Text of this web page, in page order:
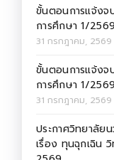
ขั้นตอนการแจ้ง
การศึกษา 1/2569
31 กรกฎาคม, 2569
ขั้นตอนการแจ้ง
การศึกษา 1/2569
31 กรกฎาคม, 2569
ประกาศวิทยาลัย
เรื่อง ทุนฉุกเฉิน